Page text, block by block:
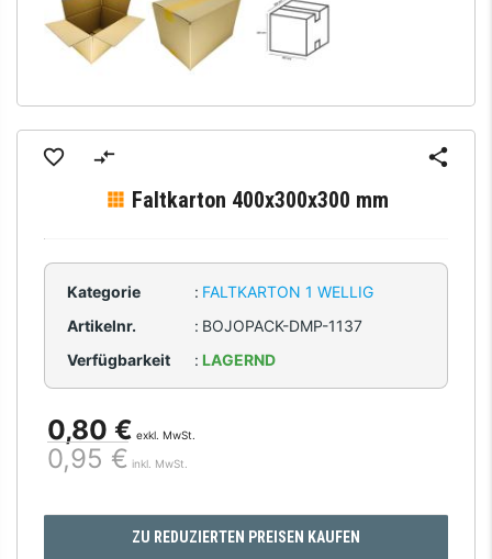
Faltkarton 400x300x300 mm
Kategorie : FALTKARTON 1 WELLIG
Artikelnr.
: BOJOPACK-DMP-1137
Verfügbarkeit
: LAGERND
0,80 € exkl. MwSt.
0,95 € inkl. MwSt.
ZU REDUZIERTEN PREISEN KAUFEN